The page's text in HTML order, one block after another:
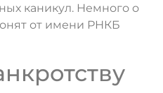
каникул. Немного о
от имени РНКБ